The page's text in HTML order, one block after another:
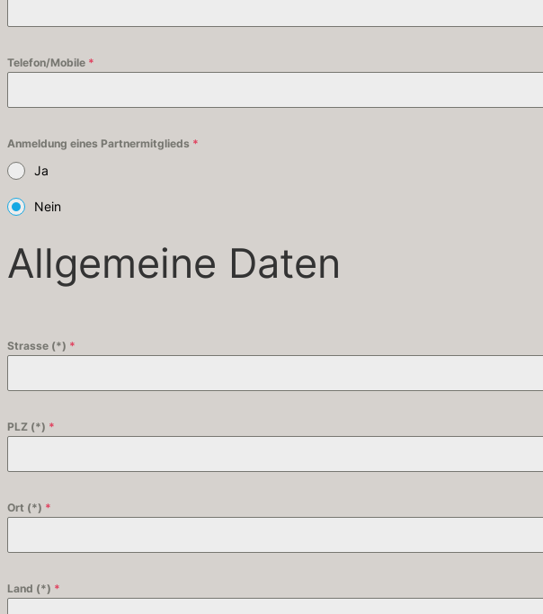
Telefon/Mobile *
Anmeldung eines Partnermitglieds *
Ja
Nein
Allgemeine Daten
Strasse (*) *
PLZ (*) *
Ort (*) *
Land (*) *